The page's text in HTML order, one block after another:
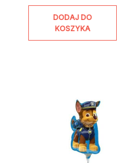
DODAJ DO
KOSZYKA